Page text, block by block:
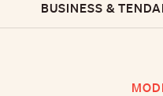
BUSINESS &